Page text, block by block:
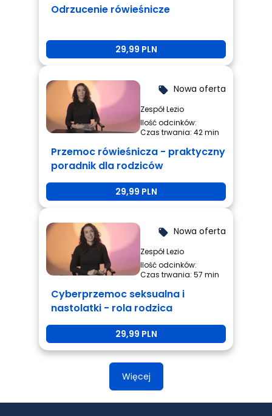
Odrzucenie rówieśnicze
29,99 PLN
local_offer Nowa oferta
Zespół Lezio
Ilość odcinków:
Czas trwania: 42 min
Przemoc rówieśnicza - praktyczny
poradnik dla rodziców
29,99 PLN
local_offer Nowa oferta
Zespół Lezio
Ilość odcinków:
Czas trwania: 57 min
Cyberprzemoc seksualna i
nastolatki - rola rodzica
29,99 PLN
Więcej